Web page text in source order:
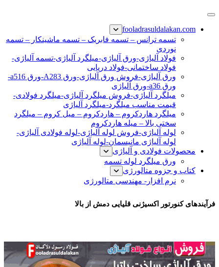
پرش
محتوا
نبشی فولادی-ناودانی فولادی-قیمت ورق-قیمت فولاد
fooladrasuldalakan.com
تسمه ترانس – تسمه فابریک – تسمه ماشینکار – تسمه
نوردی
فولاد آلیاژی-ورق آلیاژی-میلگرد آلیاژی-تسمه آلیاژی-
فولاد ساختمانی-فولاد دریایی
ورق آلیاژی-فروش ورق آلیاژی-ورق A283-ورق a516-
ورق a36-ورق آلیاژی
میلگرد آلیاژی-فروش میلگرد آلیاژی-میلگرد فولادی-
قیمت مناسب میلگرد-میلگرد آلیاژی
میلگرد هاردکروم – هاردکروم – میل کروم – میلگرد
سختی بالا – میله هاردکروم
لوله آلیاژی-فروش لوله آلیاژی-لوله فولادی آلیاژی-
لوله آلیاژی مانیسمان-لوله آلیاژی
محصولات فولادی و آلیاژی
ورق میلگرد لوله تسمه
کتاب و جزوه متالورژی
نرم افزار- مهندسی متالورژی
فرآیندهای کنورتور اکسیژنی قلیایی دمش از بالا